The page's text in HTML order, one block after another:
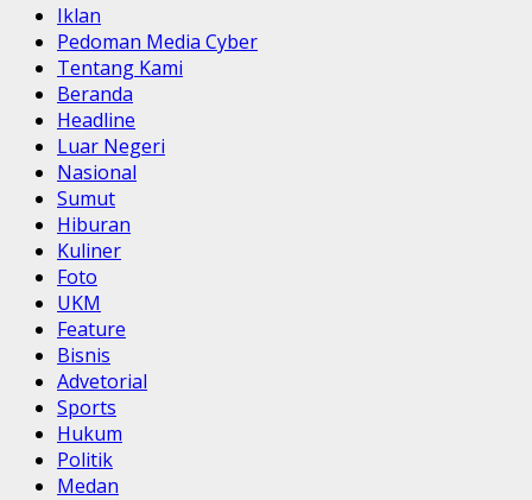
Iklan
Pedoman Media Cyber
Tentang Kami
Beranda
Headline
Luar Negeri
Nasional
Sumut
Hiburan
Kuliner
Foto
UKM
Feature
Bisnis
Advetorial
Sports
Hukum
Politik
Medan